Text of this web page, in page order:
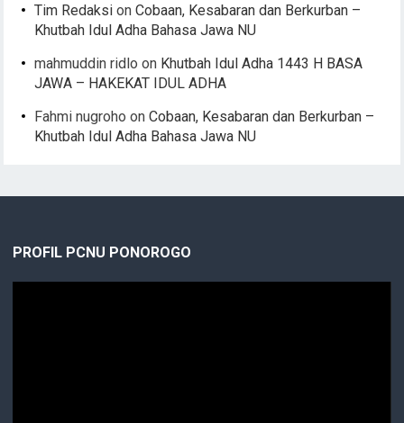
Tim Redaksi onCobaan, Kesabaran dan Berkurban –
Khutbah Idul Adha Bahasa Jawa NU
mahmuddin ridlo on Khutbah Idul Adha 1443 H BASA
JAWA – HAKEKAT IDUL ADHA
Fahmi nugroho onCobaan, Kesabaran dan Berkurban –
Khutbah Idul Adha Bahasa Jawa NU
PROFIL PCNU PONOROGO